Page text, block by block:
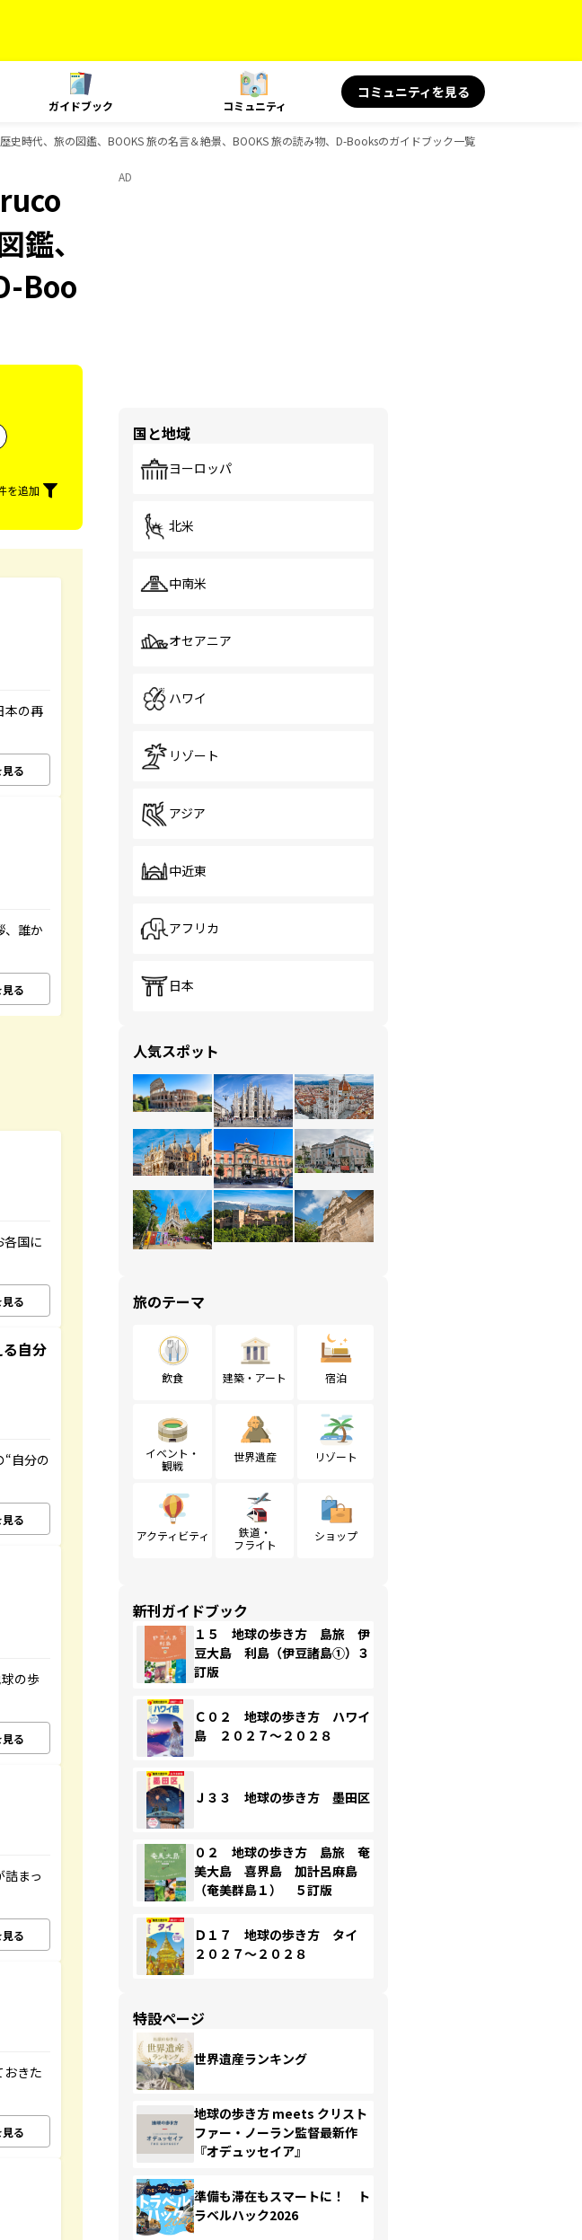
ガイドブック コミュニティ
コミュニティを見る
時代、旅の図鑑、BOOKS 旅の名言＆絶景、BOOKS 旅の読み物、D-Booksのガイドブック一覧
、
Boo
を追加
本の再
る
、誰か
る
各国に
る
自分
“自分の
る
の歩
る
まっ
る
おきた
る
AD
国と地域
ヨーロッパ
北米
中南米
オセアニア
ハワイ
リゾート
アジア
中近東
アフリカ
日本
人気スポット
旅のテーマ
飲食 建築・アート 宿泊
イベント・
観戦
世界遺産 リゾート
アクティビティ
鉄道・
フライト
ショップ
新刊ガイドブック
１５ 地球の歩き方 島旅 伊
豆大島 利島（伊豆諸島①）３
訂版
Ｃ０２ 地球の歩き方 ハワイ
島 ２０２７～２０２８
Ｊ３３ 地球の歩き方 墨田区
０２ 地球の歩き方 島旅 奄
美大島 喜界島 加計呂麻島
（奄美群島１） ５訂版
Ｄ１７ 地球の歩き方 タイ
２０２７～２０２８
特設ページ
世界遺産ランキング
地球の歩き方 meets クリスト
ファー・ノーラン監督最新作
『オデュッセイア』
準備も滞在もスマートに！ ト
ラベルハック2026